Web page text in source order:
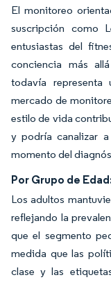
El monitoreo
suscripción como
entusiastas del
conciencia más
todavía
mercado de
estilo de vida
y podría canalizar
momento del
Por Grupo de
Los adultos
reflejando la
que el segmento
medida que las
clase y las